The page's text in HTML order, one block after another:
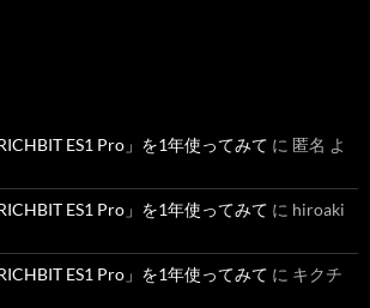
ES1 Pro」を1年使ってみて に 匿名 よ
ES1 Pro」を1年使ってみて に hiroaki
ES1 Pro」を1年使ってみて に キクチ